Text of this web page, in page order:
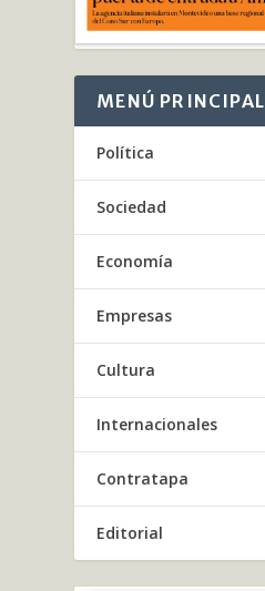
MENÚ PRINCIPAL
Política
Sociedad
Economía
Empresas
Cultura
Internacionales
Contratapa
Editorial